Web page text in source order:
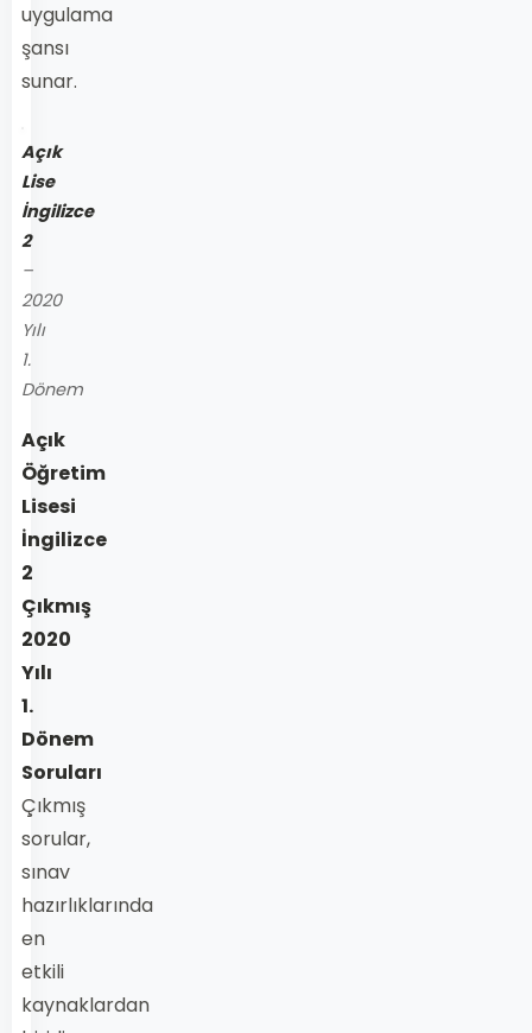
uygulama
şansı
sunar.
Açık
Lise
İngilizce
2
–
2020
Yılı
1.
Dönem
Açık
Öğretim
Lisesi
İngilizce
2
Çıkmış
2020
Yılı
1.
Dönem
Soruları
Çıkmış
sorular,
sınav
hazırlıklarında
en
etkili
kaynaklardan